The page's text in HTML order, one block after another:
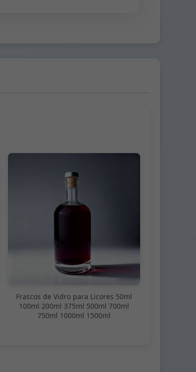
Frascos de Vidro para Licores 50ml
100ml 200ml 375ml 500ml 700ml
750ml 1000ml 1500ml